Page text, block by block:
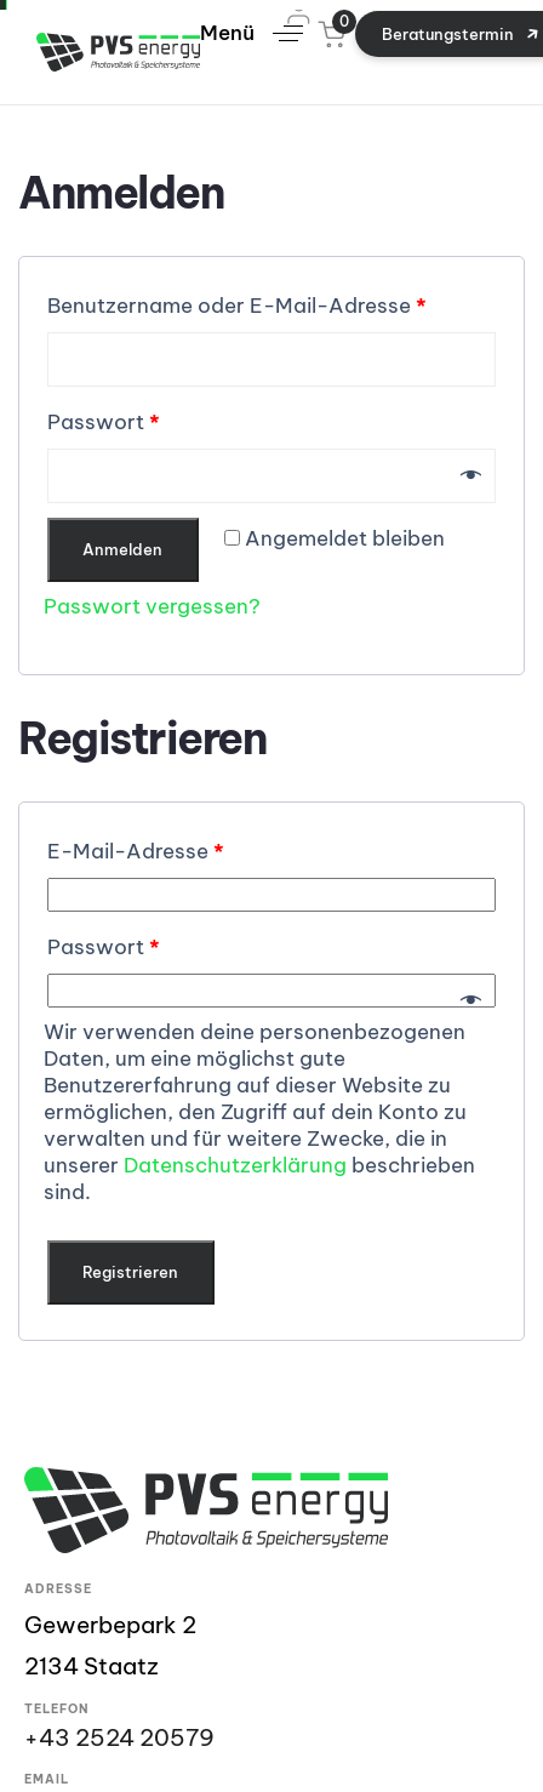
Menü 0
Beratungstermin
Anmelden
Benutzername oder E-Mail-Adresse *
Passwort *
Angemeldet bleiben
Anmelden
Passwort vergessen?
Registrieren
E-Mail-Adresse *
Passwort *
Wir verwenden deine personenbezogenen
Daten, um eine möglichst gute
Benutzererfahrung auf dieser Website zu
ermöglichen, den Zugriff auf dein Konto zu
verwalten und für weitere Zwecke, die in
unserer Datenschutzerklärung beschrieben
sind.
Registrieren
ADRESSE
Gewerbepark 2
2134 Staatz
TELEFON
+43 2524 20579
EMAIL